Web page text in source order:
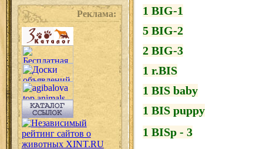
Реклама:
1 BIG-1
5 BIG-2
2 BIG-3
1 r.BIS
1 BIS baby
1 BIS puppy
1 BISp - 3